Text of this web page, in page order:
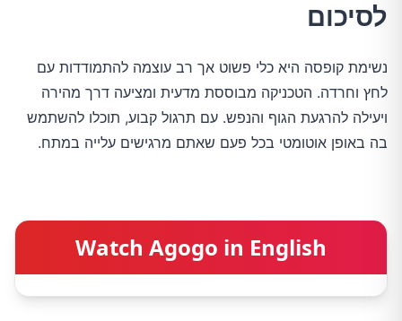
לסיכום
נשימת קופסה היא כלי פשוט אך רב עוצמה להתמודדות עם
לחץ וחרדה. הטכניקה מבוססת מדעית ומציעה דרך מהירה
ויעילה להרגעת הגוף והנפש. עם תרגול קבוע, תוכלו להשתמש
בה באופן אוטומטי בכל פעם שאתם מרגישים עלייה במתח.
Watch Agogo in English